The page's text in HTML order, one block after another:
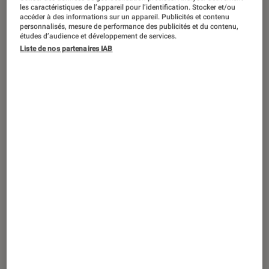
Bien choisir son four encastrable
DÉCRYPTAGE
Maison • 02 avr. 2021
les caractéristiques de l’appareil pour l’identification. Stocker et/ou
accéder à des informations sur un appareil. Publicités et contenu
personnalisés, mesure de performance des publicités et du contenu,
études d’audience et développement de services.
Liste de nos partenaires IAB